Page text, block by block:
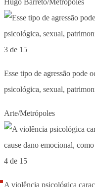
3 de 15
Esse tipo de agressão pode
psicológica, sexual,
Arte/Metrópoles
4 de 15
A violência psicológica